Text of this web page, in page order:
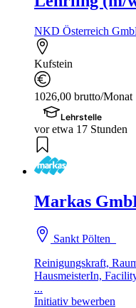
NKD Österreich
Kufstein
1026,00 brutto/Monat
Lehrstelle
vor etwa 17 Stunden
Markas
Sankt Pölten
Reinigungskraft,
HausmeisterIn,
...
Initiativ bewerben